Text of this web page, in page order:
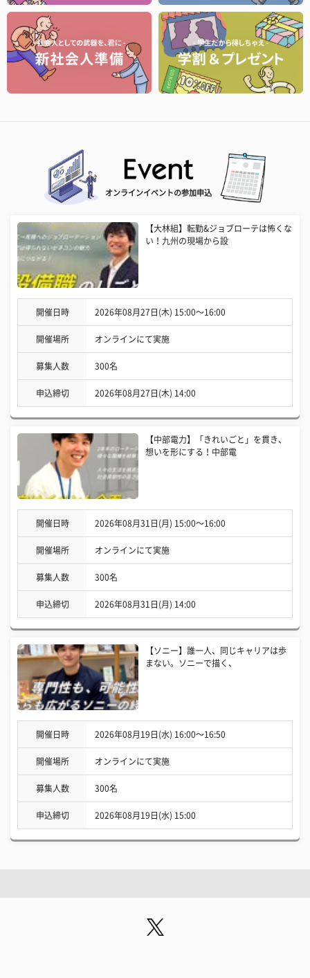
オンラインイベントの参加申込
【大林組】転勤&ジョブローテは怖くな
い！九州の現場から設
開催日時 2026年08月27日(木) 15:00〜16:00
開催場所 オンラインにて実施
募集人数 300名
申込締切 2026年08月27日(木) 14:00
【中部電力】「きれいごと」を貫き、
想いを形にする！中部電
開催日時 2026年08月31日(月) 15:00〜16:00
開催場所 オンラインにて実施
募集人数 300名
申込締切 2026年08月31日(月) 14:00
【ソニー】誰一人、同じキャリアは歩
まない。ソニーで描く、
開催日時 2026年08月19日(水) 16:00〜16:50
開催場所 オンラインにて実施
募集人数 300名
申込締切 2026年08月19日(水) 15:00